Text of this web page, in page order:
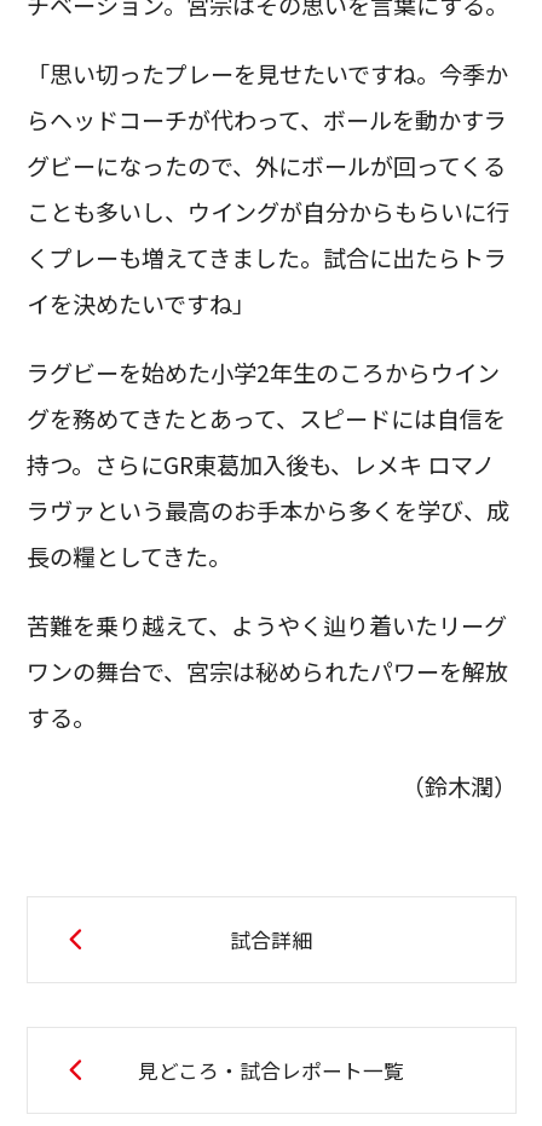
「思い切ったプレーを見せたいですね。今季か
らヘッドコーチが代わって、ボールを動かすラ
グビーになったので、外にボールが回ってくる
ことも多いし、ウイングが自分からもらいに行
くプレーも増えてきました。試合に出たらトラ
イを決めたいですね」
ラグビーを始めた小学2年生のころからウイン
グを務めてきたとあって、スピードには自信を
持つ。さらにGR東葛加入後も、レメキ ロマノ
ラヴァという最高のお手本から多くを学び、成
長の糧としてきた。
苦難を乗り越えて、ようやく辿り着いたリーグ
ワンの舞台で、宮宗は秘められたパワーを解放
する。
（鈴木潤）
試合詳細
見どころ・試合レポート一覧